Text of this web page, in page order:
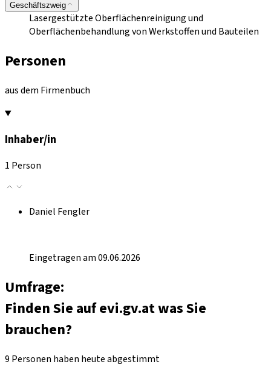
Geschäftszweig
Lasergestützte Oberflächenreinigung und
Oberflächenbehandlung von Werkstoffen und Bauteilen
Personen
aus dem Firmenbuch
Inhaber/in
1 Person
Daniel Fengler
Eingetragen am 09.06.2026
Umfrage:
Finden Sie auf evi.gv.at was Sie
brauchen?
9 Personen haben heute abgestimmt